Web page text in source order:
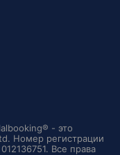
- это
Номер регистрации
Все права